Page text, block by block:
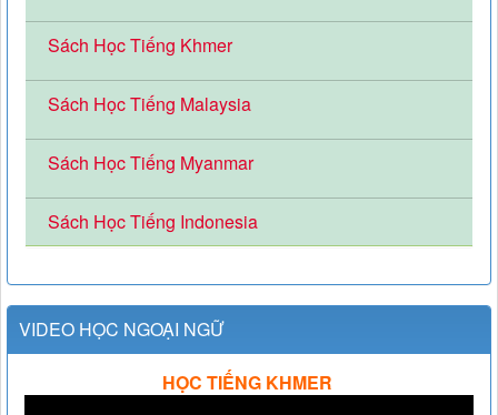
Sách Học Tiếng Khmer
Sách Học Tiếng Malaysia
Sách Học Tiếng Myanmar
Sách Học Tiếng Indonesia
VIDEO HỌC NGOẠI NGỮ
HỌC TIẾNG KHMER